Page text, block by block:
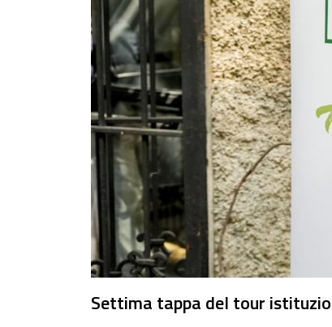
Settima tappa del tour